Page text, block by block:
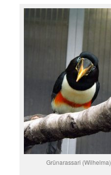
Grünarassari (Wilhelma)